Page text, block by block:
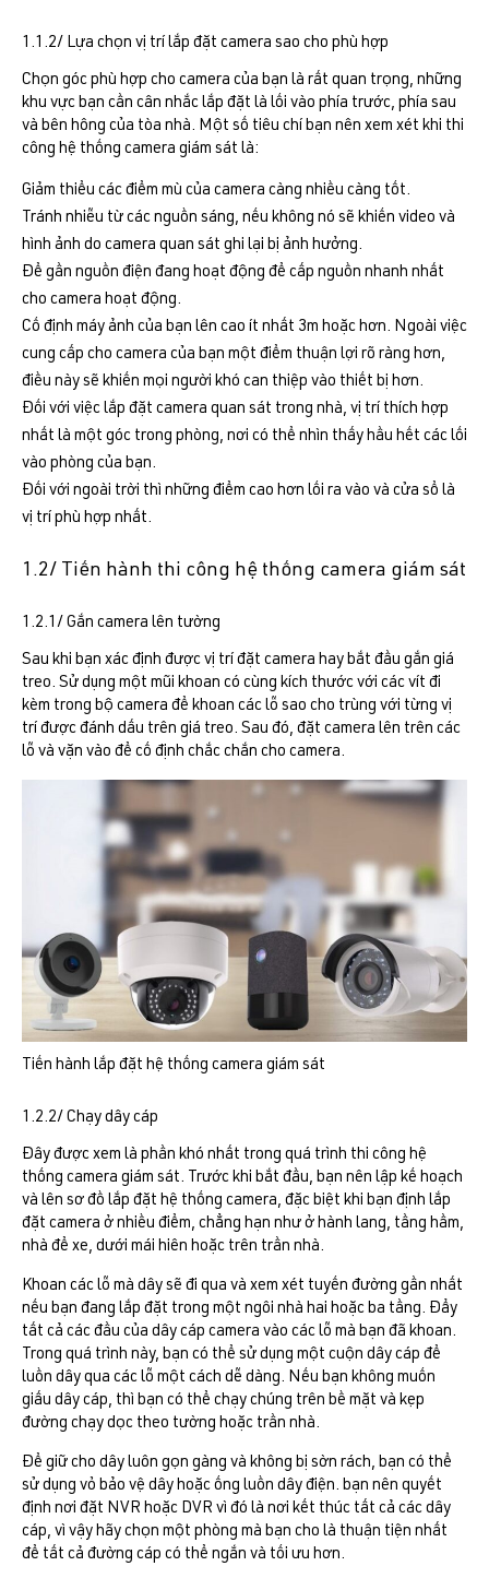
1.1.2/ Lựa chọn vị trí lắp đặt camera sao cho phù hợp
Chọn góc phù hợp cho camera của bạn là rất quan trọng, những
khu vực bạn cần cân nhắc lắp đặt là lối vào phía trước, phía sau
và bên hông của tòa nhà. Một số tiêu chí bạn nên xem xét khi thi
công hệ thống camera giám sát là:
Giảm thiểu các điểm mù của camera càng nhiều càng tốt.
Tránh nhiễu từ các nguồn sáng, nếu không nó sẽ khiến video và
hình ảnh do camera quan sát ghi lại bị ảnh hưởng.
Để gần nguồn điện đang hoạt động để cấp nguồn nhanh nhất
cho camera hoạt động.
Cố định máy ảnh của bạn lên cao ít nhất 3m hoặc hơn. Ngoài việc
cung cấp cho camera của bạn một điểm thuận lợi rõ ràng hơn,
điều này sẽ khiến mọi người khó can thiệp vào thiết bị hơn.
Đối với việc lắp đặt camera quan sát trong nhà, vị trí thích hợp
nhất là một góc trong phòng, nơi có thể nhìn thấy hầu hết các lối
vào phòng của bạn.
Đối với ngoài trời thì những điểm cao hơn lối ra vào và cửa sổ là
vị trí phù hợp nhất.
1.2/ Tiến hành thi công hệ thống camera giám sát
1.2.1/ Gắn camera lên tường
Sau khi bạn xác định được vị trí đặt camera hay bắt đầu gắn giá
treo. Sử dụng một mũi khoan có cùng kích thước với các vít đi
kèm trong bộ camera để khoan các lỗ sao cho trùng với từng vị
trí được đánh dấu trên giá treo. Sau đó, đặt camera lên trên các
lỗ và vặn vào để cố định chắc chắn cho camera.
Tiến hành lắp đặt hệ thống camera giám sát
1.2.2/ Chạy dây cáp
Đây được xem là phần khó nhất trong quá trình thi công hệ
thống camera giám sát. Trước khi bắt đầu, bạn nên lập kế hoạch
và lên sơ đồ lắp đặt hệ thống camera, đặc biệt khi bạn định lắp
đặt camera ở nhiều điểm, chẳng hạn như ở hành lang, tầng hầm,
nhà để xe, dưới mái hiên hoặc trên trần nhà.
Khoan các lỗ mà dây sẽ đi qua và xem xét tuyến đường gần nhất
nếu bạn đang lắp đặt trong một ngôi nhà hai hoặc ba tầng. Đẩy
tất cả các đầu của dây cáp camera vào các lỗ mà bạn đã khoan.
Trong quá trình này, bạn có thể sử dụng một cuộn dây cáp để
luồn dây qua các lỗ một cách dễ dàng. Nếu bạn không muốn
giấu dây cáp, thì bạn có thể chạy chúng trên bề mặt và kẹp
đường chạy dọc theo tường hoặc trần nhà.
Để giữ cho dây luôn gọn gàng và không bị sờn rách, bạn có thể
sử dụng vỏ bảo vệ dây hoặc ống luồn dây điện. bạn nên quyết
định nơi đặt NVR hoặc DVR vì đó là nơi kết thúc tất cả các dây
cáp, vì vậy hãy chọn một phòng mà bạn cho là thuận tiện nhất
để tất cả đường cáp có thể ngắn và tối ưu hơn.